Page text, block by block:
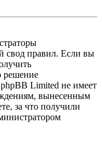
свод правил. Если вы
решение
Limited не имеет
вынесенным
за что получили